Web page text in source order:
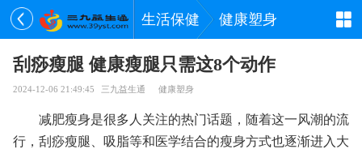
生活保健 健康塑身
刮痧瘦腿 健康瘦腿只需这8个动作
2024-12-06 21:49:45 三九益生通 健康塑身
减肥瘦身是很多人关注的热门话题，随着这一风潮的流
行，刮痧瘦腿、吸脂等和医学结合的瘦身方式也逐渐进入大